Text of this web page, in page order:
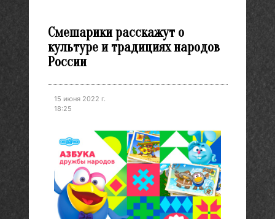
Смешарики расскажут о
культуре и традициях народов
России
15 июня 2022 г.
18:25